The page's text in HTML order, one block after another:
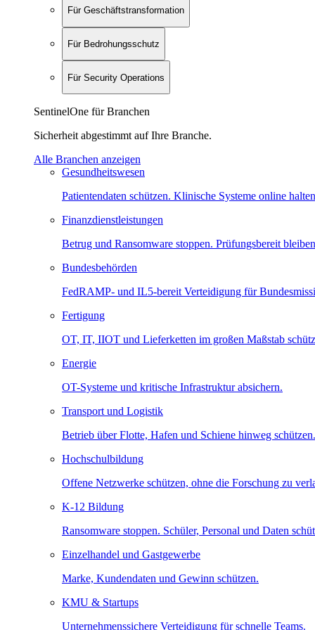
Für Geschäftstransformation
Für Bedrohungsschutz
Für Security Operations
SentinelOne für Branchen
Sicherheit abgestimmt auf Ihre Branche.
Alle Branchen anzeigen
Gesundheitswesen
Patientendaten schützen. Klinische Systeme online
Finanzdienstleistungen
Betrug und Ransomware stoppen. Prüfungsbereit
Bundesbehörden
FedRAMP- und IL5-bereit Verteidigung für
Fertigung
OT, IT, IIOT und Lieferketten im großen Maßstab
Energie
OT-Systeme und kritische Infrastruktur absichern.
Transport und Logistik
Betrieb über Flotte, Hafen und Schiene hinweg schützen.
Hochschulbildung
Offene Netzwerke schützen, ohne die Forschung zu
K-12 Bildung
Ransomware stoppen. Schüler, Personal und Daten
Einzelhandel und Gastgewerbe
Marke, Kundendaten und Gewinn schützen.
KMU & Startups
Unternehmenssichere Verteidigung für schnelle Teams.